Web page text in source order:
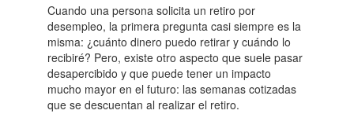
Cuando una persona solicita un retiro por
desempleo, la primera pregunta casi siempre es la
misma: ¿cuánto dinero puedo retirar y cuándo lo
recibiré? Pero, existe otro aspecto que suele pasar
desapercibido y que puede tener un impacto
mucho mayor en el futuro: las semanas cotizadas
que se descuentan al realizar el retiro.